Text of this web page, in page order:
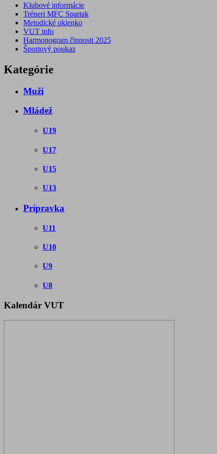
Klubové informácie
Tréneri MFC Spartak
Metodické okienko
VUT info
Harmonogram činnosti 2025
Športový poukaz
Kategórie
Muži
Mládež
U19
U17
U15
U13
Prípravka
U11
U10
U9
U8
Kalendár VUT